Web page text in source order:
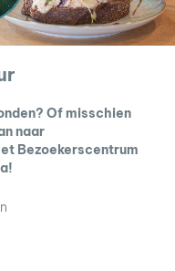
Of misschien
naar
Bezoekerscentrum